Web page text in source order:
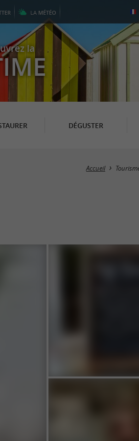
LA MÉTÉO
la
DÉGUSTER
Accueil